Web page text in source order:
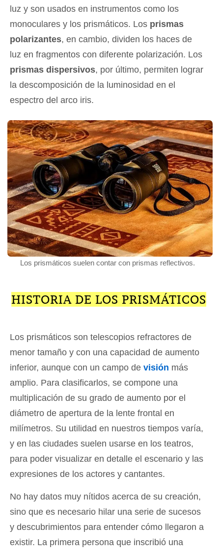
luz y son usados en instrumentos como los
monoculares y los prismáticos. Los prismas
polarizantes, en cambio, dividen los haces de
luz en fragmentos con diferente polarización. Los
prismas dispersivos, por último, permiten lograr
la descomposición de la luminosidad en el
espectro del arco iris.
Los prismáticos suelen contar con prismas reflectivos.
HISTORIA DE LOS PRISMÁTICOS
Los prismáticos son telescopios refractores de
menor tamaño y con una capacidad de aumento
inferior, aunque con un campo de visión más
amplio. Para clasificarlos, se compone una
multiplicación de su grado de aumento por el
diámetro de apertura de la lente frontal en
milímetros. Su utilidad en nuestros tiempos varía,
y en las ciudades suelen usarse en los teatros,
para poder visualizar en detalle el escenario y las
expresiones de los actores y cantantes.
No hay datos muy nítidos acerca de su creación,
sino que es necesario hilar una serie de sucesos
y descubrimientos para entender cómo llegaron a
existir. La primera persona que inscribió una